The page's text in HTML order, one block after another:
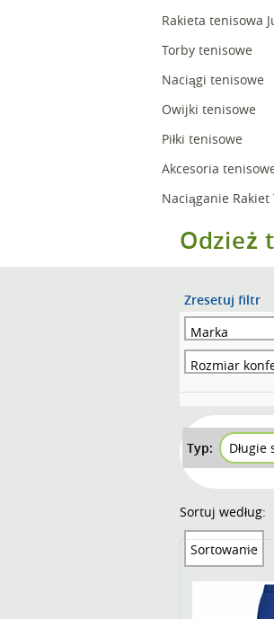
Rakieta tenisowa
Torby tenisowe
Naciągi tenisowe
Owijki tenisowe
Piłki tenisowe
Akcesoria
Naciąganie Rakiet
Odzież
Zresetuj filtr
Marka
Rozmiar
Typ: Długie
Sortuj według:
Sortowanie